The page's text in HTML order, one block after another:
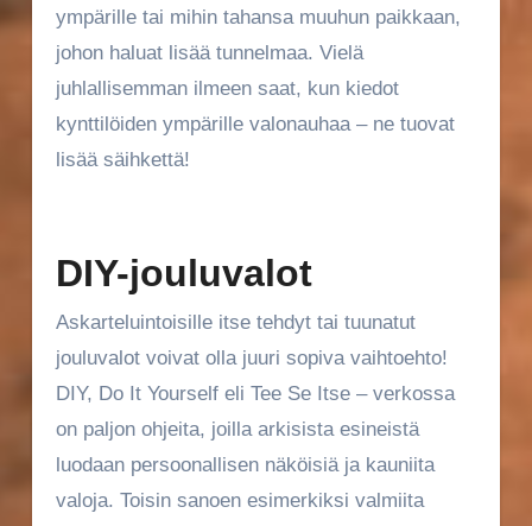
ympärille tai mihin tahansa muuhun paikkaan,
johon haluat lisää tunnelmaa. Vielä
juhlallisemman ilmeen saat, kun kiedot
kynttilöiden ympärille valonauhaa – ne tuovat
lisää säihkettä!
DIY-jouluvalot
Askarteluintoisille itse tehdyt tai tuunatut
jouluvalot voivat olla juuri sopiva vaihtoehto!
DIY, Do It Yourself eli Tee Se Itse – verkossa
on paljon ohjeita, joilla arkisista esineistä
luodaan persoonallisen näköisiä ja kauniita
valoja. Toisin sanoen esimerkiksi valmiita